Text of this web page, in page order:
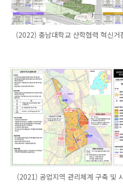
(2022) 충남대학교 산학협력 혁신거
(2021) 공업지역 관리체계 구축 및